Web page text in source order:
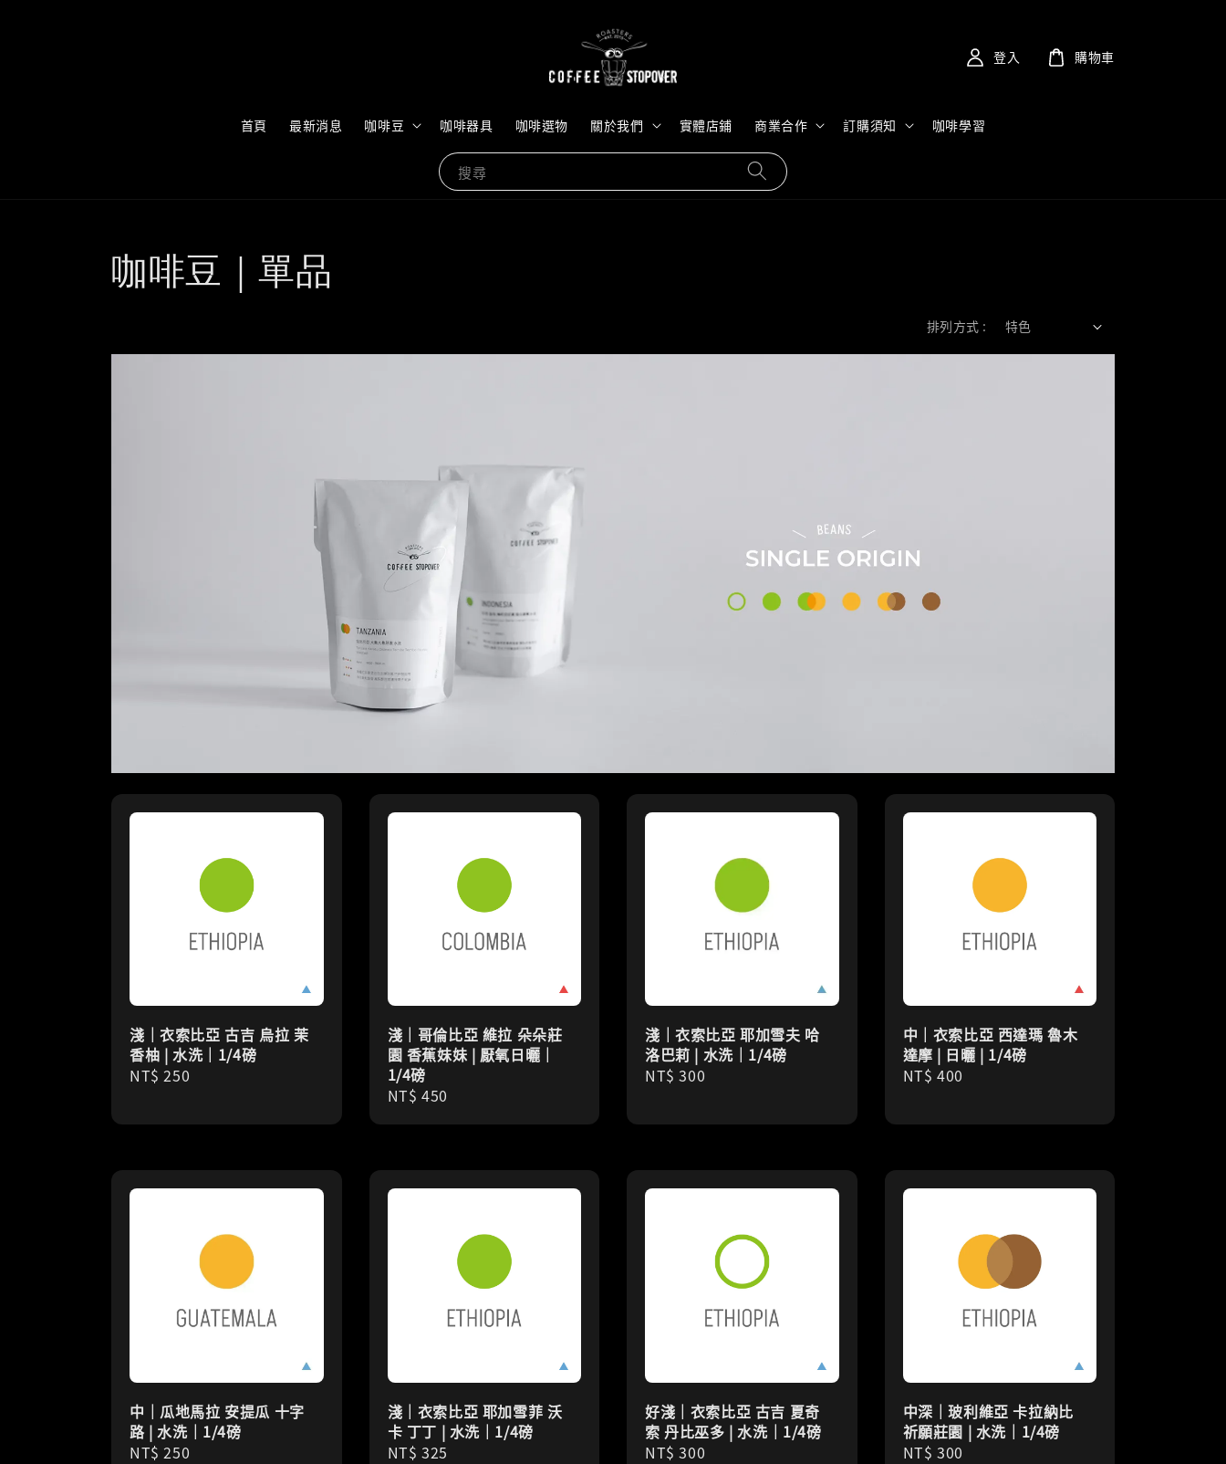
搜尋
首頁 最新消息 咖啡豆 咖啡器具 咖啡選物 關於我們 實體店鋪 商業合作 訂購須知 咖啡學習
登入 購物車
咖啡豆｜單品
排列方式 :
淺｜衣索比亞 古吉 烏拉 茉
香柚 | 水洗｜1/4磅
Regular
NT$ 250
淺｜哥倫比亞 維拉 朵朵莊
園 香蕉妹妹 | 厭氧日曬｜
1/4磅
Regular
NT$ 450
淺｜衣索比亞 耶加雪夫 哈
洛巴莉 | 水洗｜1/4磅
Regular
NT$ 300
中｜衣索比亞 西達瑪 魯木
達摩 | 日曬 | 1/4磅
Regular
NT$ 400
中｜瓜地馬拉 安提瓜 十字
路 | 水洗｜1/4磅
Regular
NT$ 250
淺｜衣索比亞 耶加雪菲 沃
卡 丁丁 | 水洗｜1/4磅
Regular
NT$ 325
好淺｜衣索比亞 古吉 夏奇
索 丹比巫多 | 水洗｜1/4磅
Regular
NT$ 300
中深｜玻利維亞 卡拉納比
祈願莊園 | 水洗｜1/4磅
Regular
NT$ 300